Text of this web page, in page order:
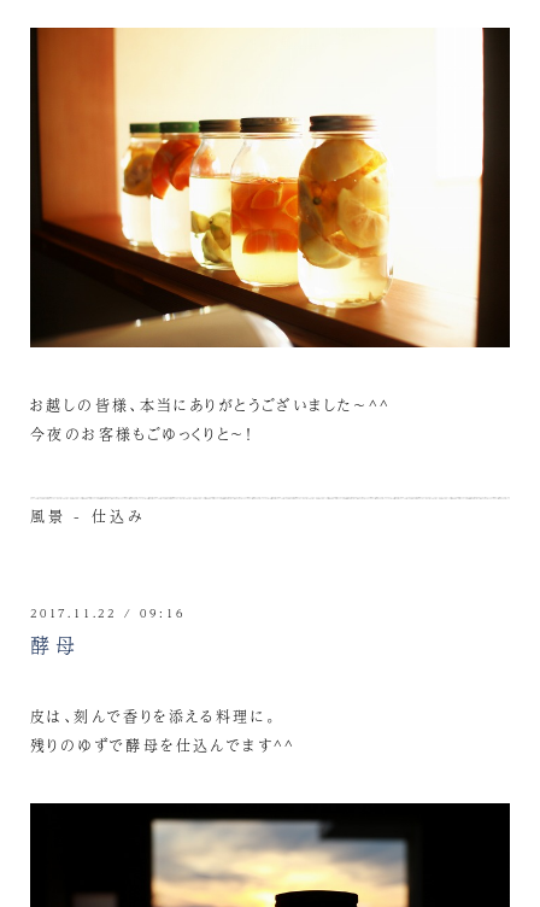
お越しの皆様、本当にありがとうございました～^^
今夜のお客様もごゆっくりと～！
風景 - 仕込み
2017.11.22 / 09:16
酵母
皮は、刻んで香りを添える料理に。
残りのゆずで酵母を仕込んでます^^